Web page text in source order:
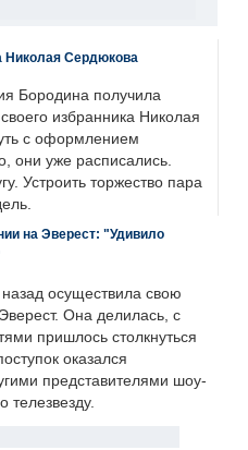
Николая Сердюкова
Бородина получила
избранника Николая
с оформлением
они уже расписались.
Устроить торжество пара
на Эверест: "Удивило
осуществила свою
Она делилась, с
пришлось столкнуться
оказался
представителями шоу-
телезвезду.